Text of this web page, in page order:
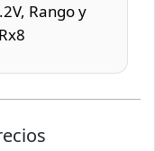
Rango y